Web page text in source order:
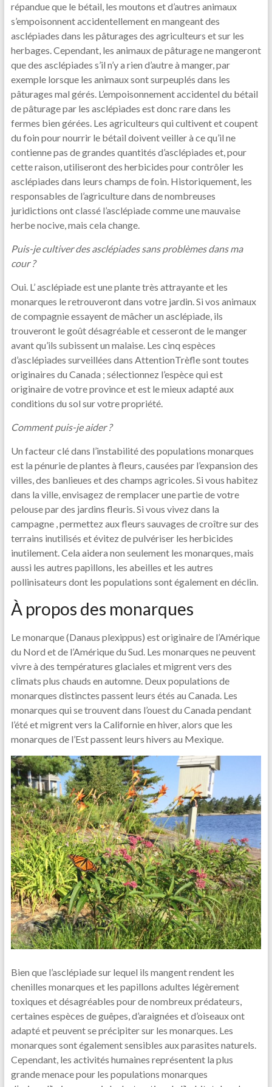
répandue que le bétail, les moutons et d’autres animaux
s’empoisonnent accidentellement en mangeant des
asclépiades dans les pâturages des agriculteurs et sur les
herbages. Cependant, les animaux de pâturage ne mangeront
que des asclépiades s’il n’y a rien d’autre à manger, par
exemple lorsque les animaux sont surpeuplés dans les
pâturages mal gérés. L’empoisonnement accidentel du bétail
de pâturage par les asclépiades est donc rare dans les
fermes bien gérées. Les agriculteurs qui cultivent et coupent
du foin pour nourrir le bétail doivent veiller à ce qu’il ne
contienne pas de grandes quantités d’asclépiades et, pour
cette raison, utiliseront des herbicides pour contrôler les
asclépiades dans leurs champs de foin. Historiquement, les
responsables de l’agriculture dans de nombreuses
juridictions ont classé l’asclépiade comme une mauvaise
herbe nocive, mais cela change.
Puis-je cultiver des asclépiades sans problèmes dans ma
cour ?
Oui. L’ asclépiade est une plante très attrayante et les
monarques le retrouveront dans votre jardin. Si vos animaux
de compagnie essayent de mâcher un asclépiade, ils
trouveront le goût désagréable et cesseront de le manger
avant qu’ils subissent un malaise. Les cinq espèces
d’asclépiades surveillées dans AttentionTrèfle sont toutes
originaires du Canada ; sélectionnez l’espèce qui est
originaire de votre province et est le mieux adapté aux
conditions du sol sur votre propriété.
Comment puis-je aider ?
Un facteur clé dans l’instabilité des populations monarques
est la pénurie de plantes à fleurs, causées par l’expansion des
villes, des banlieues et des champs agricoles. Si vous habitez
dans la ville, envisagez de remplacer une partie de votre
pelouse par des jardins fleuris. Si vous vivez dans la
campagne , permettez aux fleurs sauvages de croître sur des
terrains inutilisés et évitez de pulvériser les herbicides
inutilement. Cela aidera non seulement les monarques, mais
aussi les autres papillons, les abeilles et les autres
pollinisateurs dont les populations sont également en déclin.
À propos des monarques
Le monarque (Danaus plexippus) est originaire de l’Amérique
du Nord et de l’Amérique du Sud. Les monarques ne peuvent
vivre à des températures glaciales et migrent vers des
climats plus chauds en automne. Deux populations de
monarques distinctes passent leurs étés au Canada. Les
monarques qui se trouvent dans l’ouest du Canada pendant
l’été et migrent vers la Californie en hiver, alors que les
monarques de l’Est passent leurs hivers au Mexique.
Bien que l’asclépiade sur lequel ils mangent rendent les
chenilles monarques et les papillons adultes légèrement
toxiques et désagréables pour de nombreux prédateurs,
certaines espèces de guêpes, d’araignées et d’oiseaux ont
adapté et peuvent se précipiter sur les monarques. Les
monarques sont également sensibles aux parasites naturels.
Cependant, les activités humaines représentent la plus
grande menace pour les populations monarques